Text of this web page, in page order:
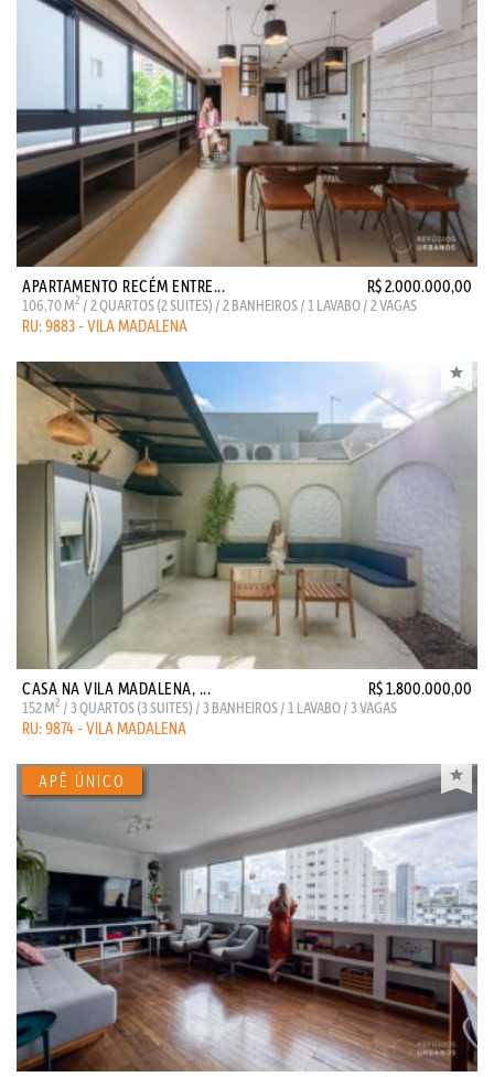
APARTAMENTO RECÉM ENTRE... R$ 2.000.000,00
106,70 M2 / 2 QUARTOS (2 SUITES) / 2 BANHEIROS / 1 LAVABO / 2 VAGAS
RU: 9883 - VILA MADALENA
CASA NA VILA MADALENA, ... R$ 1.800.000,00
152 M2 / 3 QUARTOS (3 SUITES) / 3 BANHEIROS / 1 LAVABO / 3 VAGAS
RU: 9874 - VILA MADALENA